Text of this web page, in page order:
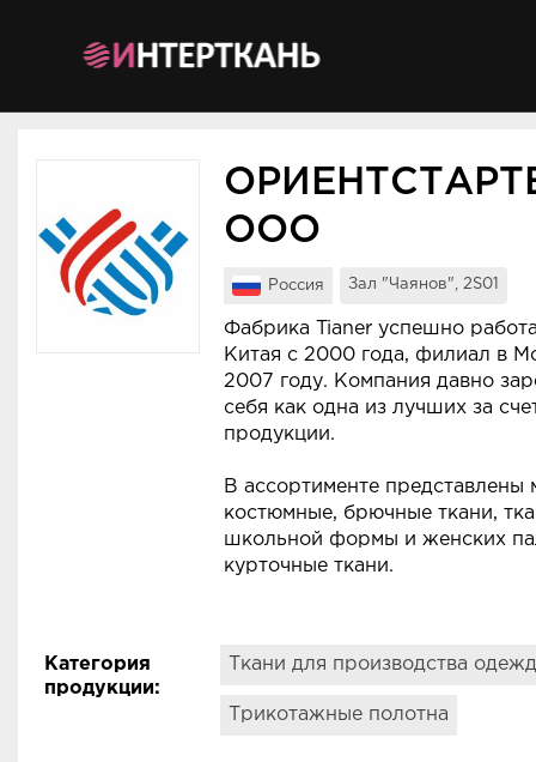
ООО
Россия Зал "Чаянов", 2S01
Фабрика Tianer успешно
Китая с 2000 года, филиал в
2007 году. Компания давно
себя как одна из лучших за
продукции.
В ассортименте представлены
костюмные, брючные ткани,
школьной формы и женских
курточные ткани.
Категория
продукции:
Ткани для производства
Трикотажные полотна
Мероприятия
Организациям
Контакты
Организаторам